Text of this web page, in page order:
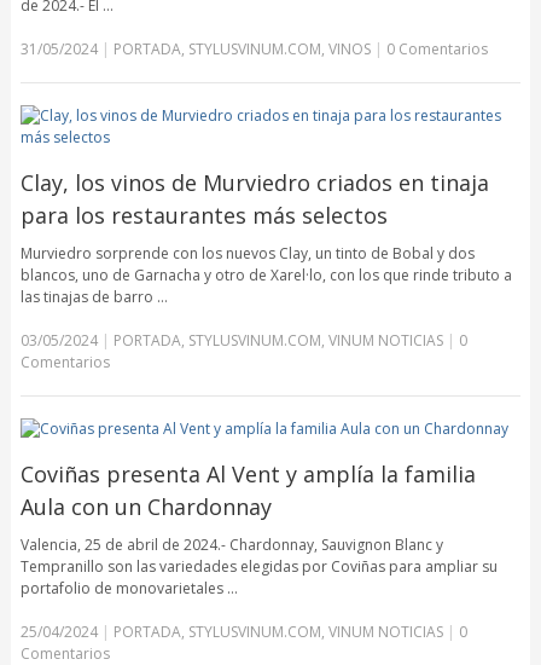
de 2024.- El …
31/05/2024| PORTADA, STYLUSVINUM.COM, VINOS | 0 Comentarios
Clay, los vinos de Murviedro criados en tinaja
para los restaurantes más selectos
Murviedro sorprende con los nuevos Clay, un tinto de Bobal y dos
blancos, uno de Garnacha y otro de Xarel·lo, con los que rinde tributo a
las tinajas de barro …
03/05/2024| PORTADA, STYLUSVINUM.COM, VINUM NOTICIAS | 0
Comentarios
Coviñas presenta Al Vent y amplía la familia
Aula con un Chardonnay
Valencia, 25 de abril de 2024.- Chardonnay, Sauvignon Blanc y
Tempranillo son las variedades elegidas por Coviñas para ampliar su
portafolio de monovarietales …
25/04/2024| PORTADA, STYLUSVINUM.COM, VINUM NOTICIAS | 0
Comentarios